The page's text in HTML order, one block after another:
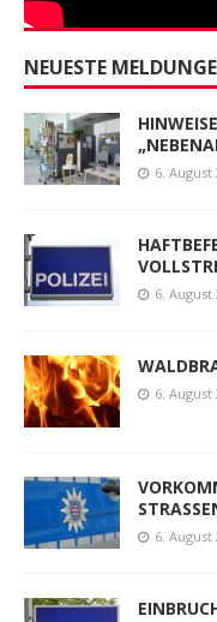
NEUESTE
6. August
6. August
6. August
6. August